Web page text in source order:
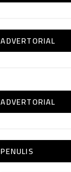
ADVERTORIAL
ADVERTORIAL
PENULIS